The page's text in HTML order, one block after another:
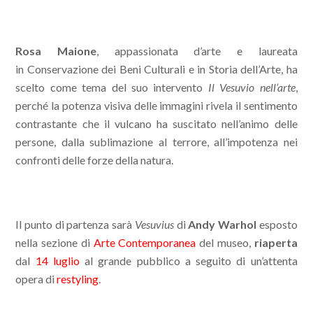
Rosa Maione , appassionata d’arte e laureata
in Conservazione dei Beni Culturali e in Storia dell’Arte, ha
scelto come tema del suo intervento Il Vesuvio nell’arte,
perché la potenza visiva delle immagini rivela il sentimento
contrastante che il vulcano ha suscitato nell’animo delle
persone, dalla sublimazione al terrore, all’impotenza nei
confronti delle forze della natura.
Il punto di partenza sarà Vesuviusdi Andy Warhol esposto
nella sezione di Arte Contemporanea del museo, riaperta
dal 14 luglioal grande pubblico a seguito di un’attenta
opera direstyling